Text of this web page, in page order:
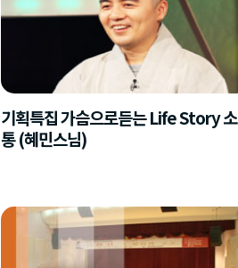
기획특집 가슴으로듣는 Life Story 소
통 (혜민스님)